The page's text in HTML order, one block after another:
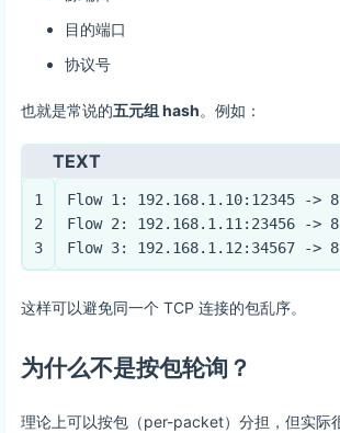
目的端口
协议号
也就是常说的五元组 hash。例如：
TEXT
1
2
3
Flow 1: 192.168.1.10:12345 ->
Flow 2: 192.168.1.11:23456 ->
Flow 3: 192.168.1.12:34567 ->
这样可以避免同一个 TCP 连接的包乱序。
为什么不是按包轮询？
理论上可以按包（per-packet）分担，但实际